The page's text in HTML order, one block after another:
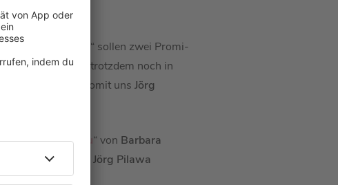
In „
“ sollen zwei Promi-
Jörg Pilawa 2022 trotzdem noch in
Fall gespannt, womit uns Jörg
einer Frau“ von Barbara
Geheimnis von Jörg Pilawa